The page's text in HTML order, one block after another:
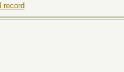
record